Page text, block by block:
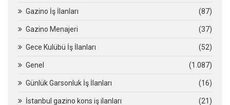
Gazino İş İlanları (87)
Gazino Menajeri (37)
Gece Kulübü İş İlanları (52)
Genel (1.087)
Günlük Garsonluk İş İlanları (16)
İstanbul gazino kons iş ilanları (21)